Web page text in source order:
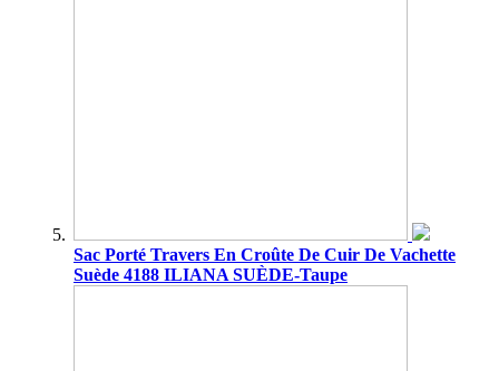
Sac Porté Travers En Croûte De Cuir De Vachette
Suède 4188 ILIANA SUÈDE-Taupe